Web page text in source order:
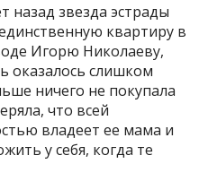
назад звезда эстрады
квартиру в
Игорю Николаеву,
оказалось слишком
ничего не покупала
что всей
владеет ее мама и
у себя, когда те